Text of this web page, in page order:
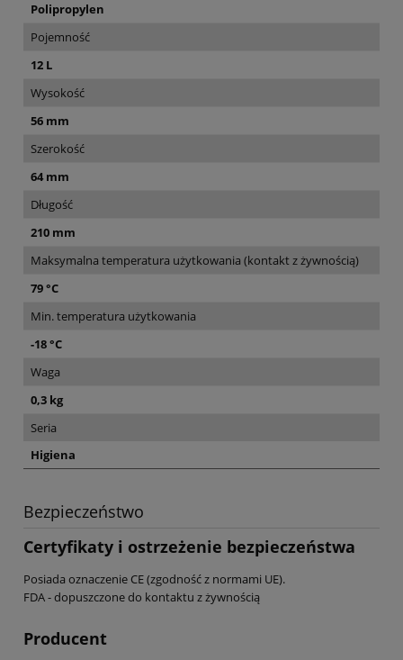
Polipropylen
Pojemność
12 L
Wysokość
56 mm
Szerokość
64 mm
Długość
210 mm
Maksymalna temperatura użytkowania (kontakt z żywnością)
79 °C
Min. temperatura użytkowania
-18 °C
Waga
0,3 kg
Seria
Higiena
Bezpieczeństwo
Certyfikaty i ostrzeżenie bezpieczeństwa
Posiada oznaczenie CE (zgodność z normami UE).
FDA - dopuszczone do kontaktu z żywnością
Producent